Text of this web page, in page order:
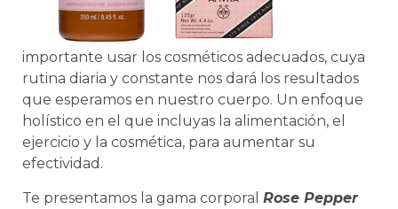
importante usar los cosméticos adecuados, cuya
rutina diaria y constante nos dará los resultados
que esperamos en nuestro cuerpo. Un enfoque
holístico en el que incluyas la alimentación, el
ejercicio y la cosmética, para aumentar su
efectividad.
Te presentamos la gama corporal Rose Pepper